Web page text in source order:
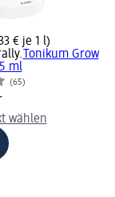
€ je 1 l)
Tonikum Grow
ml
(65)
wählen